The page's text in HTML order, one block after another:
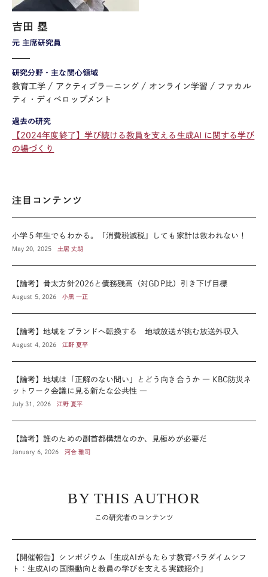
元 主席研究員
吉田 塁
研究分野・主な関心領域
教育工学 アクティブラーニング オンライン学習
ファカル
ティ・ディベロップメント
過去の研究
【2024年度終了】学び続ける教員を支える生成AI に関する学び
の場づくり
注目コンテンツ
小学５年生でもわかる。「消費税減税」しても家計は救われない！
May 20, 2025 土居 丈朗
【論考】骨太方針2026と債務残高（対GDP比）引き下げ目標
August 5, 2026 小黒 一正
【論考】地域をブランドへ転換する 地域放送が挑む放送外収入
August 4, 2026 江野 夏平
【論考】地域は「正解のない問い」とどう向き合うか ― KBC防災ネ
ットワーク会議に見る新たな公共性 ―
July 31, 2026 江野 夏平
【論考】誰のための副首都構想なのか、見極めが必要だ
January 6, 2026 河合 雅司
BY THIS AUTHOR
この研究者のコンテンツ
【開催報告】シンポジウム「生成AIがもたらす教育パラダイムシフ
ト：生成AIの国際動向と教員の学びを支える実践紹介」